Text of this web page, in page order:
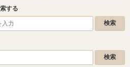
する